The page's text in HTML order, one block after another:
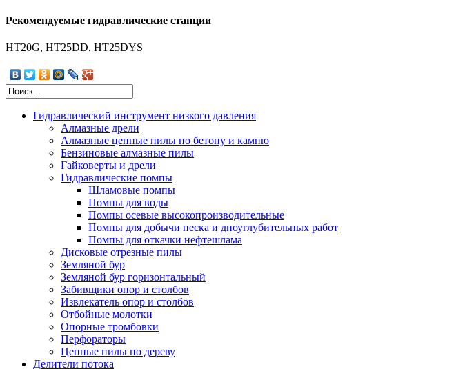
Рекомендуемые гидравлические станции
HT20G, HT25DD, HT25DYS
Гидравлический инструмент низкого давления
Алмазные дрели
Алмазные цепные пилы по бетону и камню
Бензиновые алмазные пилы
Гайковерты и дрели
Гидравлические помпы
Шламовые помпы
Помпы для воды
Помпы осевые высокопроизводительные
Помпы для добычи песка и дноуглубительных работ
Помпы для откачки нефтешлама
Дисковые отрезные пилы
Земляной бур
Земляной бур горизонтальный
Забивщики опор и столбов
Извлекатель опор и столбов
Отбойные молотки
Опорные тромбовки
Перфораторы
Цепные пилы по дереву
Делители потока